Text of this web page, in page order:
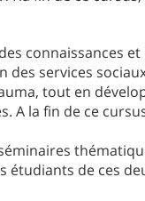
connaissances
services
tout en
A la fin de ce
étudiants de ces